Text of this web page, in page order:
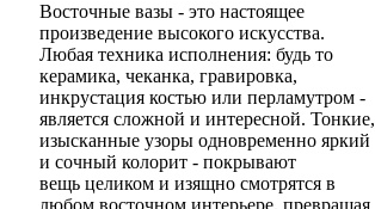
Восточные вазы - это настоящее
произведение высокого искусства.
Любая техника исполнения: будь то
керамика, чеканка, гравировка,
инкрустация костью или перламутром -
является сложной и интересной. Тонкие,
изысканные узоры одновременно яркий
и сочный колорит - покрывают
вещь целиком и изящно смотрятся в
любом восточном интерьере, превращая